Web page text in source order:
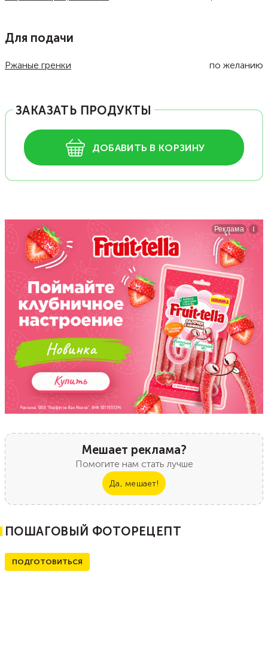
Для подачи
Ржаные гренки по желанию
ЗАКАЗАТЬ ПРОДУКТЫ
ДОБАВИТЬ В КОРЗИНУ
Мешает реклама?
Помогите нам стать лучше
Да, мешает!
ПОШАГОВЫЙ ФОТОРЕЦЕПТ
ПОДГОТОВИТЬСЯ